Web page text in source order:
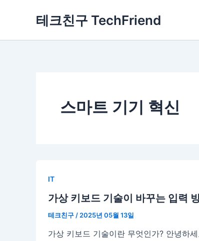
테크친구 TechFriend
스마트 기기 혁신
IT
가상 키보드 기술이 바꾸는 입력
테크친구 / 2025년 05월 13일
가상 키보드 기술이란 무엇인가? 안녕하